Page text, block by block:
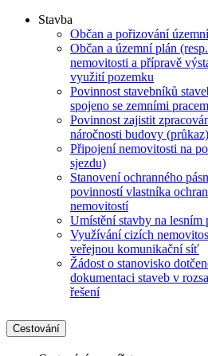
Stavba
Občan a pořizování
Občan a územní plán
nemovitosti a přípravě
využití pozemku
Povinnost stavebníků
spojeno se zemními
Povinnost zajistit
náročnosti budovy (průkaz)
Připojení nemovitosti na
sjezdu)
Stanovení ochranného
povinností vlastníka
nemovitostí
Umístění stavby na lesním
Využívání cizích
veřejnou komunikační síť
Žádost o stanovisko
dokumentaci staveb v
řešení
Cestování